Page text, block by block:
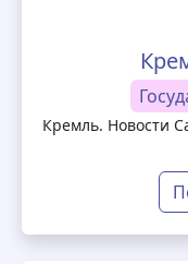
Кремль. Новости